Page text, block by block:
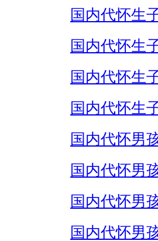
国内代怀生
国内代怀生
国内代怀生
国内代怀生
国内代怀男
国内代怀男
国内代怀男
国内代怀男